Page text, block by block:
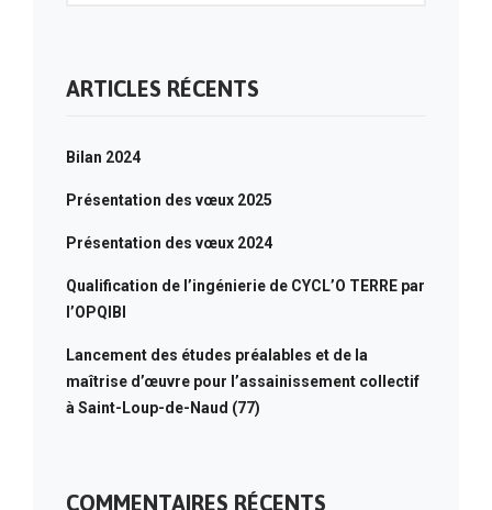
ARTICLES RÉCENTS
Bilan 2024
Présentation des vœux 2025
Présentation des vœux 2024
Qualification de l’ingénierie de CYCL’O TERRE par
l’OPQIBI
Lancement des études préalables et de la
maîtrise d’œuvre pour l’assainissement collectif
à Saint-Loup-de-Naud (77)
COMMENTAIRES RÉCENTS